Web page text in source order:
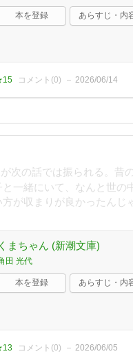
本を登録 あらすじ・内
コメント(0) 2026/06/14
次の話では振られる。昔
一緒にいて、なんと世の
が収まりが良かったん
くまちゃん (新潮文庫)
田 光代
本を登録 あらすじ・内
コメント(0) 2026/06/05